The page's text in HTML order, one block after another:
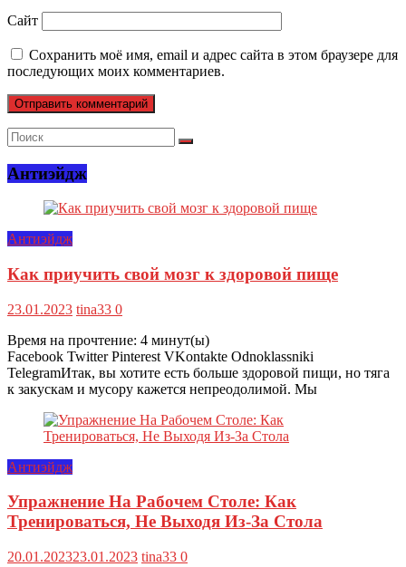
Сайт
Сохранить моё имя, email и адрес сайта в этом браузере для
последующих моих комментариев.
Антиэйдж
Антиэйдж
Как приучить свой мозг к здоровой пище
23.01.2023 tina33 0
Время на прочтение: 4 минут(ы)
Facebook Twitter Pinterest VKontakte Odnoklassniki
TelegramИтак, вы хотите есть больше здоровой пищи, но тяга
к закускам и мусору кажется непреодолимой. Мы
Антиэйдж
Упражнение На Рабочем Столе: Как
Тренироваться, Не Выходя Из-За Стола
20.01.202323.01.2023 tina33 0